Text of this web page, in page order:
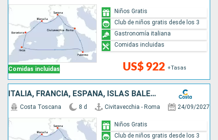
Comidas incluidas US$ 922 +Tasas
Niños Gratis
Club de niños gratis desde los 3
Gastronomía italiana
Comidas incluidas
ITALIA, FRANCIA, ESPAÑA, ISLAS BALEARES
Costa Toscana 8 d Civitavecchia - Roma 24/09/2027
Niños Gratis
Club de niños gratis desde los 3